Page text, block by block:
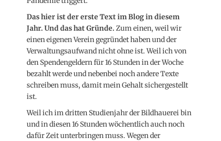
Das hier ist der erste Text im Blog in diesem
Jahr. Und das hat Gründe. Zum einen, weil wir
einen eigenen Verein gegründet haben und der
Verwaltungsaufwand nicht ohne ist. Weil ich von
den Spendengeldern für 16 Stunden in der Woche
bezahlt werde und nebenbei noch andere Texte
schreiben muss, damit mein Gehalt sichergestellt
ist.
Weil ich im dritten Studienjahr der Bildhauerei bin
und in diesen 16 Stunden wöchentlich auch noch
dafür Zeit unterbringen muss. Wegen der